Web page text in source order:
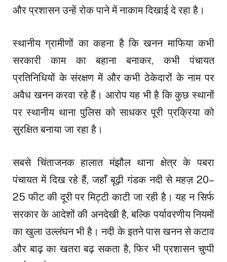
और प्रशासन उन्हें रोक पाने में नाकाम दिखाई दे रहा है।
स्थानीय ग्रामीणों का कहना है कि खनन माफिया कभी
सरकारी काम का बहाना बनाकर, कभी पंचायत
प्रतिनिधियों के संरक्षण में और कभी ठेकेदारों के नाम पर
अवैध खनन करवा रहे हैं। आरोप यह भी है कि कुछ स्थानों
पर स्थानीय थाना पुलिस को साधकर पूरी प्रक्रिया को
सुरक्षित बनाया जा रहा है।
सबसे चिंताजनक हालात मंझौल थाना क्षेत्र के पबरा
पंचायत में दिख रहे हैं, जहाँ बूढ़ी गंडक नदी से महज़ 20–
25 फीट की दूरी पर मिट्टी काटी जा रही है। यह न सिर्फ
सरकार के आदेशों की अनदेखी है, बल्कि पर्यावरणीय नियमों
का खुला उल्लंघन भी है। नदी के इतने पास खनन से कटाव
और बाढ़ का खतरा बढ़ सकता है, फिर भी प्रशासन चुप्पी